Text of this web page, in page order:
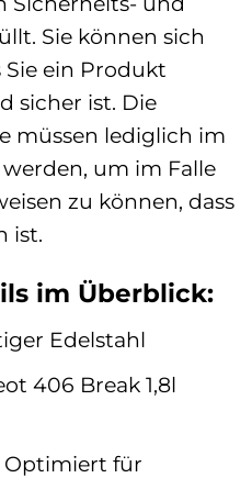
Sie können sich
Sie ein Produkt
sicher ist. Die
müssen lediglich im
um im Falle
zu können, dass
ist.
im Überblick:
Edelstahl
406 Break 1,8l
Optimiert für